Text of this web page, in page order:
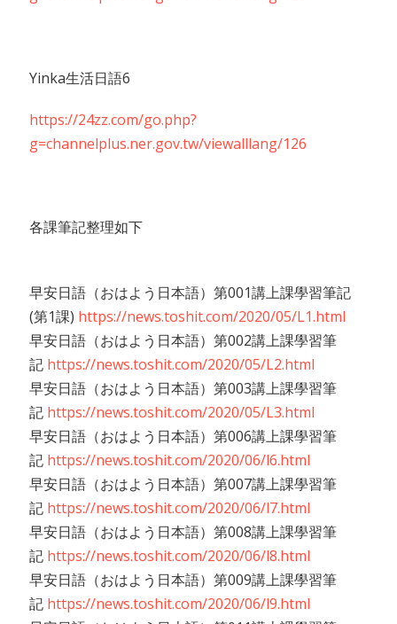
Yinka生活日語6
https://24zz.com/go.php?
g=channelplus.ner.gov.tw/viewalllang/126
各課筆記整理如下
早安日語（おはよう日本語）第001講上課學習筆記
(第1課) https://news.toshit.com/2020/05/L1.html
早安日語（おはよう日本語）第002講上課學習筆
記 https://news.toshit.com/2020/05/L2.html
早安日語（おはよう日本語）第003講上課學習筆
記 https://news.toshit.com/2020/05/L3.html
早安日語（おはよう日本語）第006講上課學習筆
記 https://news.toshit.com/2020/06/l6.html
早安日語（おはよう日本語）第007講上課學習筆
記 https://news.toshit.com/2020/06/l7.html
早安日語（おはよう日本語）第008講上課學習筆
記 https://news.toshit.com/2020/06/l8.html
早安日語（おはよう日本語）第009講上課學習筆
記 https://news.toshit.com/2020/06/l9.html